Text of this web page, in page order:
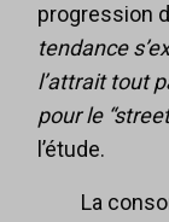
progression
tendance
l’attrait tout
pour le
l’étude.
La